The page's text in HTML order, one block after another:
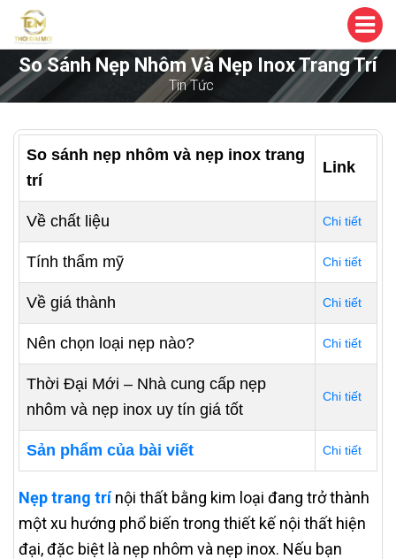
So Sánh Nẹp Nhôm Và Nẹp Inox Trang Trí
Tin Tức
So sánh nẹp nhôm và nẹp inox trang
trí
Link
Về chất liệu Chi tiết
Tính thẩm mỹ Chi tiết
Về giá thành Chi tiết
Nên chọn loại nẹp nào? Chi tiết
Thời Đại Mới – Nhà cung cấp nẹp
nhôm và nẹp inox uy tín giá tốt
Chi tiết
Sản phẩm của bài viết Chi tiết
Nẹp trang trínội thất bằng kim loại đang trở thành
một xu hướng phổ biến trong thiết kế nội thất hiện
đại, đặc biệt là nẹp nhôm và nẹp inox. Nếu bạn